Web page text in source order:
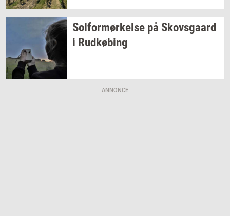
Sol­for­mør­kel­se på Sko­vs­gaard
i Rud­kø­bing
ANNONCE